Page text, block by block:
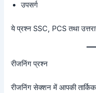
उपसर्ग
ये प्रश्न SSC, PCS तथा
रीजनिंग प्रश्न
रीजनिंग सेक्शन में आपकी तार्किक